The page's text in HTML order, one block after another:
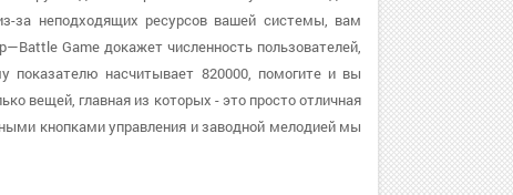
за неподходящих ресурсов вашей системы, вам
Game докажет численность пользователей,
показателю насчитывает 820000, помогите и вы
вещей, главная из которых - это просто отличная
кнопками управления и заводной мелодией мы